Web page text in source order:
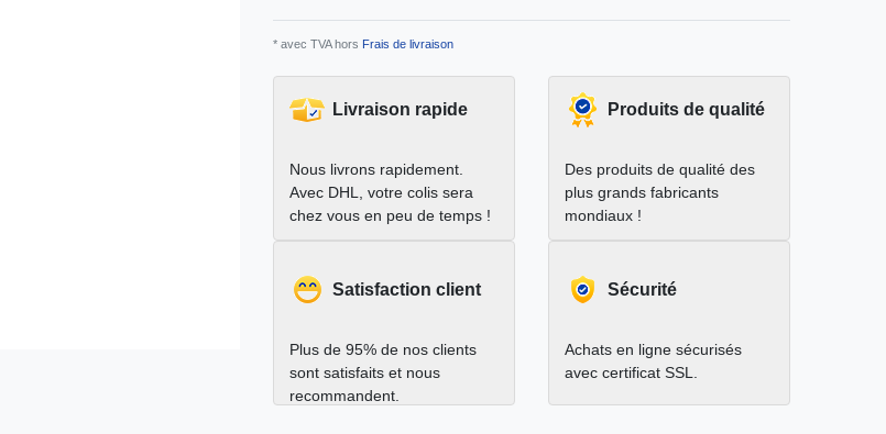
* avec TVA hors Frais de livraison
Livraison rapide
Nous livrons rapidement.
Avec DHL, votre colis sera
chez vous en peu de temps !
Produits de qualité
Des produits de qualité des
plus grands fabricants
mondiaux !
Satisfaction client
Plus de 95% de nos clients
sont satisfaits et nous
recommandent.
Sécurité
Achats en ligne sécurisés
avec certificat SSL.